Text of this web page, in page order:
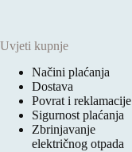
Uvjeti kupnje
Načini plaćanja
Dostava
Povrat i reklamacije
Sigurnost plaćanja
Zbrinjavanje
električnog otpada